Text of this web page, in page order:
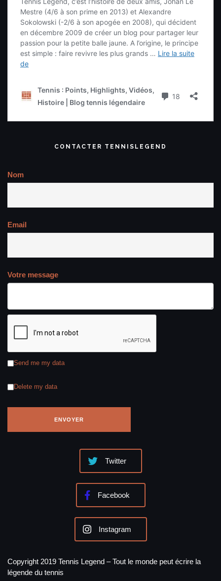
CONTACTER TENNISLEGEND
Nom
Email
Votre message
Send me my data
Delete my data
Twitter
Facebook
Instagram
Copyright 2019 Tennis Legend – Tout le monde peut écrire la
légende du tennis